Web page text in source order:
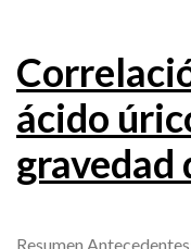
ácido
gravedad
Resumen